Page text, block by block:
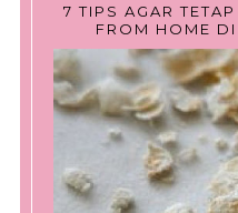
7 TIPS AGAR
FROM HOME